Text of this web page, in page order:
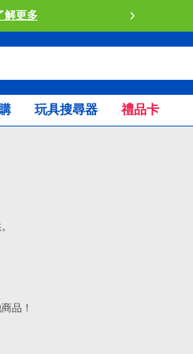
解更多
玩具搜尋器 禮品卡
品！